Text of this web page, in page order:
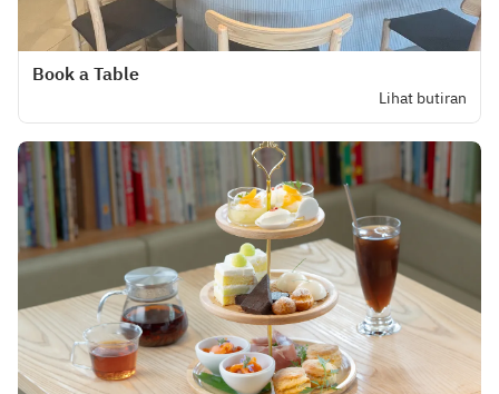
Book a Table
Lihat butiran